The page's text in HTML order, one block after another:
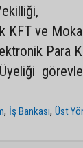
KFT ve
Para
, İş Bankası,Üst